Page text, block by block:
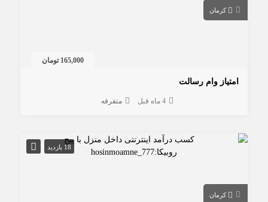
کرمان
165,000 تومان
امتیاز وام رسالت
4 ماه قبل متفرقه
18 بازدید
کرمان